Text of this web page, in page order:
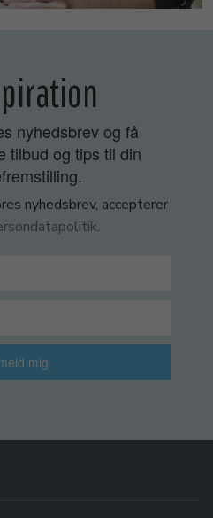
nyhedsbrev og få
tilbud og tips til din
nyhedsbrev, accepterer
.
mig